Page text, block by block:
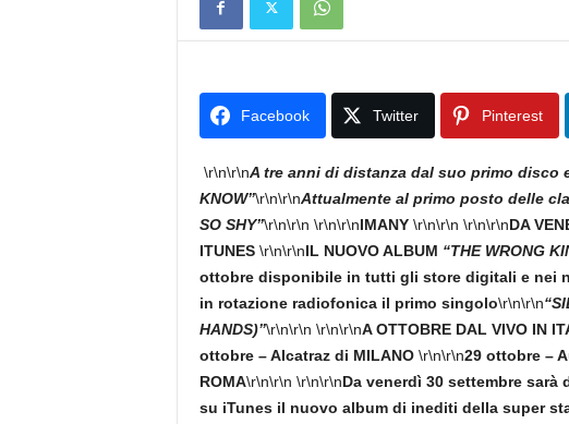
Facebook Twitter Pinterest
\r\n\r\nA tre anni di distanza dal suo primo disco
KNOW”\r\n\r\nAttualmente al primo posto delle
SO SHY”\r\n\r\n \r\n\r\nIMANY \r\n\r\n \r\n\r\nDA
ITUNES \r\n\r\nIL NUOVO ALBUM “THE WRONG
ottobre disponibile in tutti gli store digitali e nei
in rotazione radiofonica il primo singolo\r\n\r\n
HANDS)”\r\n\r\n \r\n\r\nA OTTOBRE DAL VIVO IN
ottobre – Alcatraz di MILANO \r\n\r\n29 ottobre –
ROMA\r\n\r\n \r\n\r\nDa venerdì 30 settembre
su iTunes il nuovo album di inediti della super